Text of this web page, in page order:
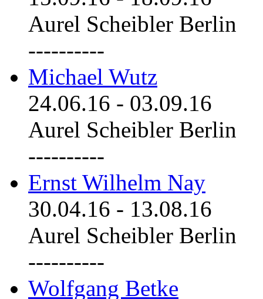
Aurel Scheibler Berlin
----------
Michael Wutz
24.06.16 - 03.09.16
Aurel Scheibler Berlin
----------
Ernst Wilhelm Nay
30.04.16 - 13.08.16
Aurel Scheibler Berlin
----------
Wolfgang Betke